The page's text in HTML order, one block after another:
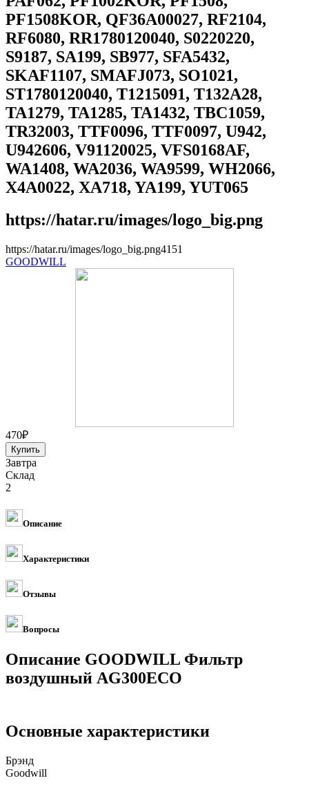
PF1508KOR, QF36A00027, RF2104,
RF6080, RR1780120040, S0220220,
S9187, SA199, SB977, SFA5432,
SKAF1107, SMAFJ073, SO1021,
ST1780120040, T1215091, T132A28,
TA1279, TA1285, TA1432, TBC1059,
TR32003, TTF0096, TTF0097, U942,
U942606, V91120025, VFS0168AF,
WA1408, WA2036, WA9599, WH2066,
X4A0022, XA718, YA199, YUT065
https://hatar.ru/images/logo_big.png
https://hatar.ru/images/logo_big.png41 51
GOODWILL
470₽
Завтра
Склад
2
Описание
Характеристики
Отзывы
Вопросы
Описание GOODWILL Фильтр
воздушный AG300ECO
Основные характеристики
Брэнд
Goodwill